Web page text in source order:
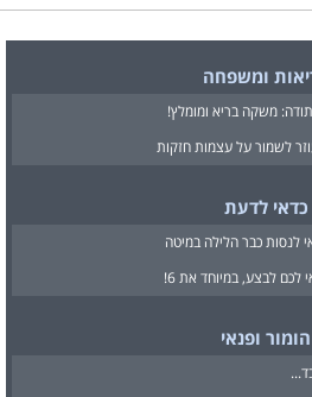
ומשפחה
משקה בריא ומומלץ!
לשמור על עצמות חזקות
כדאי לדעת
הומור ופנאי